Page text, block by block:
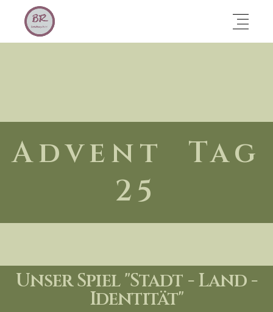
Advent Tag
25
Unser Spiel "Stadt - Land -
Identität"